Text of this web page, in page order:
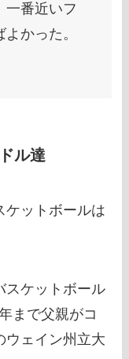
一番近いフ
かった。
ル達
ケットボールは
スケットボール
まで父親がコ
ウェイン州立大